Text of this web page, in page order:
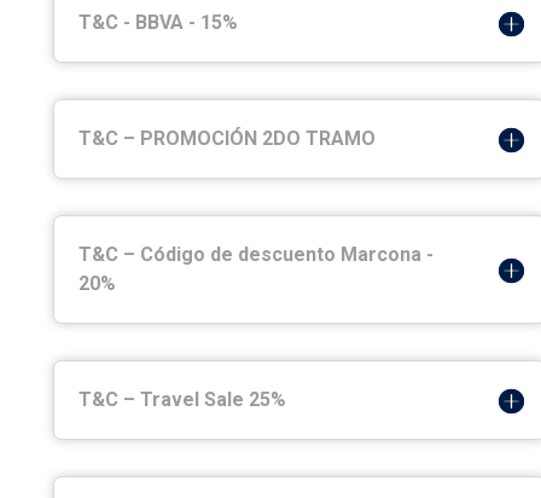
T&C - BBVA - 15%
T&C – PROMOCIÓN 2DO TRAMO
T&C – Código de descuento Marcona -
20%
T&C – Travel Sale 25%